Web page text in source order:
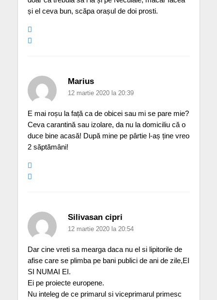
și el ceva bun, scăpa orașul de doi prosti.
Marius
12 martie 2020 la 20:39
E mai roșu la față ca de obicei sau mi se pare mie?
Ceva carantină sau izolare, da nu la domiciliu că o
duce bine acasă! După mine pe pârtie l-aș ține vreo
2 săptămâni!
Silivasan cipri
12 martie 2020 la 20:54
Dar cine vreti sa mearga daca nu el si lipitorile de
afise care se plimba pe bani publici de ani de zile,EI
SI NUMAI EI.
Ei pe proiecte europene.
Nu inteleg de ce primarul si viceprimarul primesc